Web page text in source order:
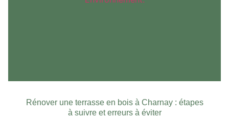
Rénover une terrasse en bois à Charnay : étapes
à suivre et erreurs à éviter